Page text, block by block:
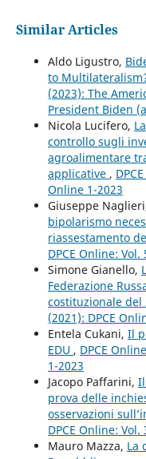
Similar Articles
Aldo Ligustro,
to
(2023): The
President Biden
Nicola Lucifero,
controllo sugli
agroalimentare
applicative ,
Online 1-2023
Giuseppe
bipolarismo
riassestamento
DPCE Online:
Simone Gianello,
Federazione
costituzionale del
(2021): DPCE
Entela Cukani, Il
EDU , DPCE
1-2023
Jacopo Paffarini,
prova delle
osservazioni
DPCE Online:
Mauro Mazza, La